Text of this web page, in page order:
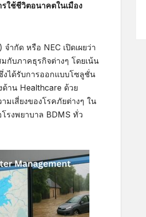
ใช้ชีวิตอนาคตในเมือง
ำกัด หรือ NEC เปิดเผยว่า
กับภาคธุรกิจต่างๆ โดยเน้น
งได้รับการออกแบบโซลูชั่น
าน Healthcare ด้วย
มเสี่ยงของโรคภัยต่างๆ ใน
รงพยาบาล BDMS ทั่ว